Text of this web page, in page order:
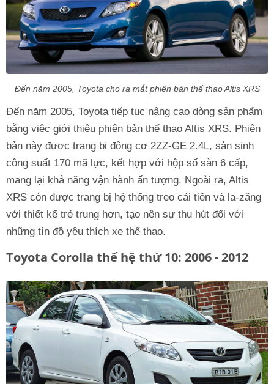
Đến năm 2005, Toyota cho ra mắt phiên bản thể thao Altis XRS
Đến năm 2005, Toyota tiếp tục nâng cao dòng sản phẩm
bằng việc giới thiệu phiên bản thể thao Altis XRS. Phiên
bản này được trang bị động cơ 2ZZ-GE 2.4L, sản sinh
công suất 170 mã lực, kết hợp với hộp số sàn 6 cấp,
mang lại khả năng vận hành ấn tượng. Ngoài ra, Altis
XRS còn được trang bị hệ thống treo cải tiến và la-zăng
với thiết kế trẻ trung hơn, tạo nên sự thu hút đối với
những tín đồ yêu thích xe thể thao.
Toyota Corolla thế hệ thứ 10: 2006 - 2012